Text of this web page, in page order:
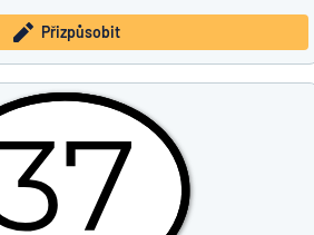
Přizpůsobit